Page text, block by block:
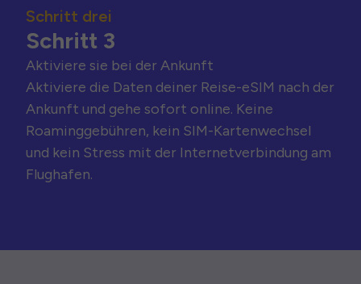
Schritt drei
Schritt 3
Aktiviere sie bei der Ankunft
Aktiviere die Daten deiner Reise-eSIM nach der
Ankunft und gehe sofort online. Keine
Roaminggebühren, kein SIM-Kartenwechsel
und kein Stress mit der Internetverbindung am
Flughafen.